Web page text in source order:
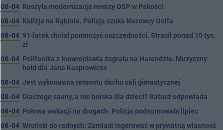
08-04 Ruszyła modernizacja remizy OSP w Pakości
08-04 Kolizja na Rąbinie. Policja szuka kierowcy Golfa
08-04 91-latek chciał pomnożyć oszczędności. Stracił ponad 10 tys.
zł
08-04 Polifonika z Inowrocławia zagrała na Harendzie. Muzyczny
hołd dla Jana Kasprowicza
08-04 Jest wykonawca remontu dachu sali gimastycznej
08-04 Dlaczego sauny, a nie boiska dla dzieci? Ratusz odpowiada
08-04 Połowa wakacji na drogach. Policja podsumowała lipiec
08-04 Wroński do radnych: Zamiast ingerować w prywatną własność